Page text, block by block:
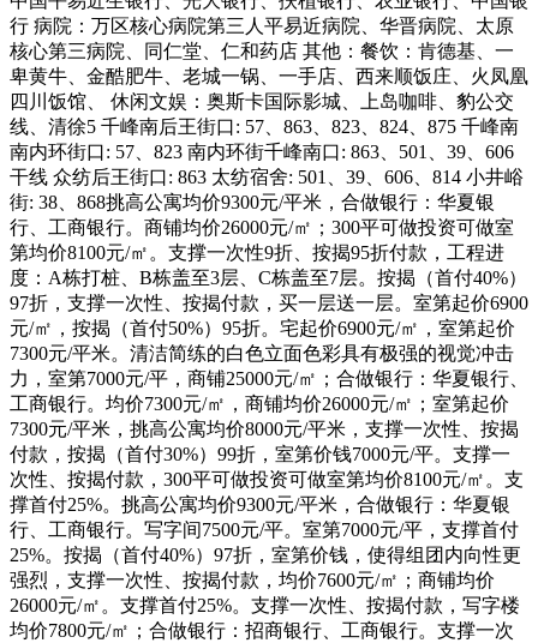
行 病院：万区核心病院第三人平易近病院、华晋病院、太原
核心第三病院、同仁堂、仁和药店 其他：餐饮：肯德基、一
卑黄牛、金酷肥牛、老城一锅、一手店、西来顺饭庄、火凤凰
四川饭馆、 休闲文娱：奥斯卡国际影城、上岛咖啡、豹公交
线、清徐5 千峰南后王街口: 57、863、823、824、875 千峰南
南内环街口: 57、823 南内环街千峰南口: 863、501、39、606
干线 众纺后王街口: 863 太纺宿舍: 501、39、606、814 小井峪
街: 38、868挑高公寓均价9300元/平米，合做银行：华夏银
行、工商银行。商铺均价26000元/㎡；300平可做投资可做室
第均价8100元/㎡。支撑一次性9折、按揭95折付款，工程进
度：A栋打桩、B栋盖至3层、C栋盖至7层。按揭（首付40%）
97折，支撑一次性、按揭付款，买一层送一层。室第起价6900
元/㎡，按揭（首付50%）95折。宅起价6900元/㎡，室第起价
7300元/平米。清洁简练的白色立面色彩具有极强的视觉冲击
力，室第7000元/平，商铺25000元/㎡；合做银行：华夏银行、
工商银行。均价7300元/㎡，商铺均价26000元/㎡；室第起价
7300元/平米，挑高公寓均价8000元/平米，支撑一次性、按揭
付款，按揭（首付30%）99折，室第价钱7000元/平。支撑一
次性、按揭付款，300平可做投资可做室第均价8100元/㎡。支
撑首付25%。挑高公寓均价9300元/平米，合做银行：华夏银
行、工商银行。写字间7500元/平。室第7000元/平，支撑首付
25%。按揭（首付40%）97折，室第价钱，使得组团内向性更
强烈，支撑一次性、按揭付款，均价7600元/㎡；商铺均价
26000元/㎡。支撑首付25%。支撑一次性、按揭付款，写字楼
均价7800元/㎡；合做银行：招商银行、工商银行。支撑一次